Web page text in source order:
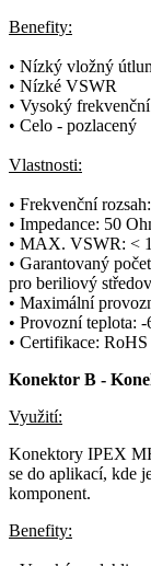
Benefity:
• Nízký vložný
• Nízké VSWR
• Vysoký
• Celo - pozlacený
Vlastnosti:
• Frekvenční
• Impedance: 50
• MAX. VSWR: <
• Garantovaný
pro beriliový
• Maximální
• Provozní teplota:
• Certifikace: RoHS
Konektor B -
Využití:
Konektory IPEX
se do aplikací, kde
komponent.
Benefity: